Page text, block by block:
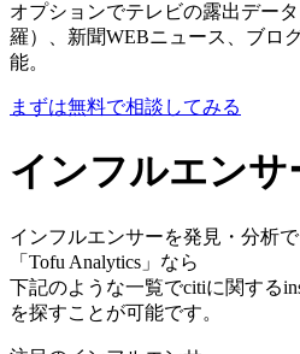
オプションでテレビの露出デー
羅）、新聞WEBニュース、ブロ
能。
まずは無料で相談してみる
インフルエンサ
インフルエンサーを発見・分析
「Tofu Analytics」なら
下記のような一覧でcitiに関する
を探すことが可能です。